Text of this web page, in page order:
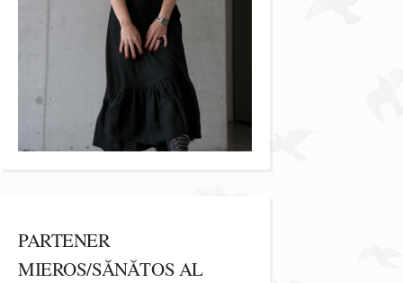
PARTENER
MIEROS/SĂNĂTOS AL